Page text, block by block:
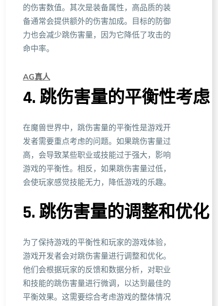
的伤害数值。其次是装备属性，高品质的装
备通常会提供额外的伤害加成。目标的防御
力也会减少跳伤害量，因为它降低了攻击的
命中率。
AG真人
4. 跳伤害量的平衡性考虑
在魔兽世界中，跳伤害量的平衡性是游戏开
发者需要重点考虑的问题。如果跳伤害量过
高，会导致某些职业或技能过于强大，影响
游戏的平衡性。相反，如果跳伤害量过低，
会使玩家感觉技能无力，降低游戏的乐趣。
5. 跳伤害量的调整和优化
为了保持游戏的平衡性和玩家的游戏体验，
游戏开发者会对跳伤害量进行调整和优化。
他们会根据玩家的反馈和数据分析，对职业
和技能的跳伤害量进行微调，以达到最佳的
平衡效果。这需要综合考虑游戏的整体情况